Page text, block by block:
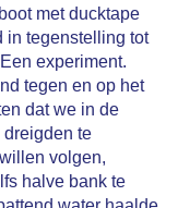
met ducktape
in tegenstelling tot
experiment.
tegen en op het
dat we in de
te
volgen,
halve bank te